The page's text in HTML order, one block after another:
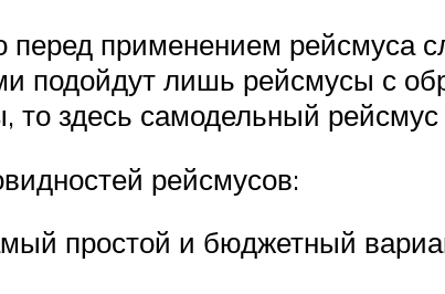
перед применением рейсмуса
подойдут лишь рейсмусы с
то здесь самодельный
рейсмусов:
простой и бюджетный